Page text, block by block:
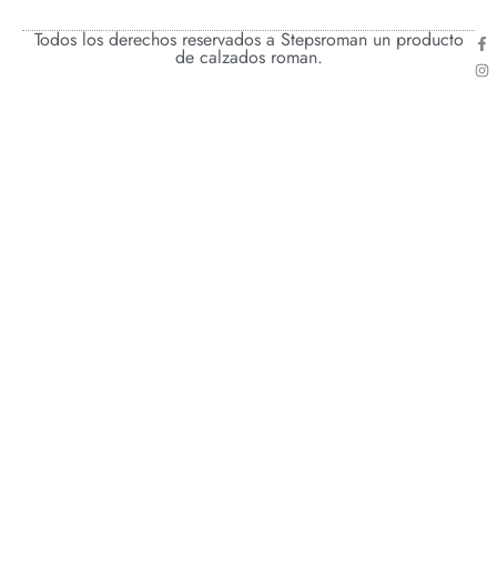
Todos los derechos reservados a Stepsroman un producto
de calzados roman.